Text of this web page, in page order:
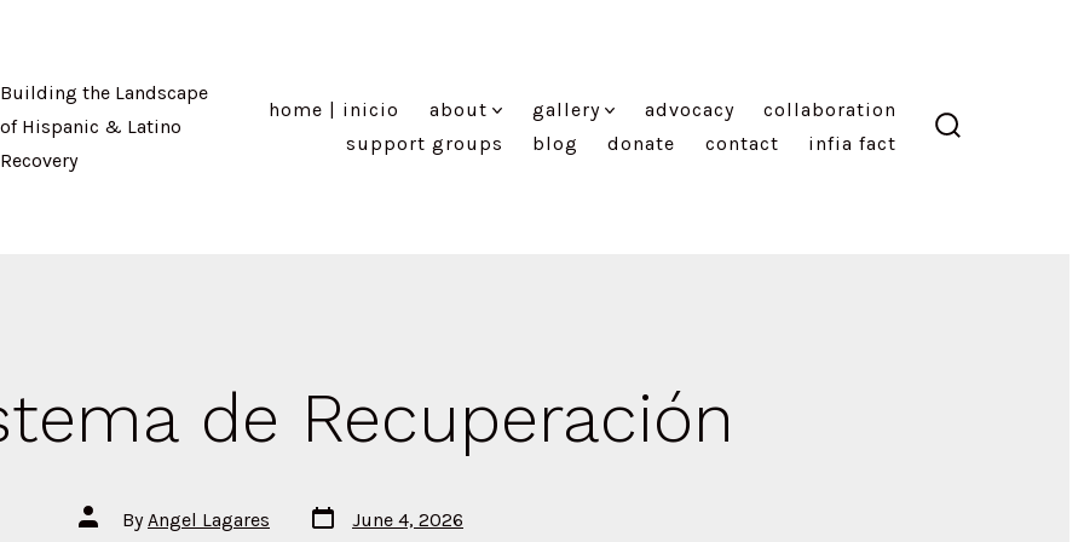
Building the Landscape
of Hispanic & Latino
Recovery
home | inicio about gallery advocacy
collaboration
support groups
blog donate contact infia fact
de Recuperación
Post
author
By Angel Lagares
Post
date
June 4, 2026